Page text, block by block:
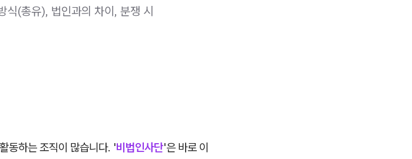
식(총유), 법인과의 차이, 분쟁 시
동하는 조직이 많습니다. '비법인사단'은 바로 이